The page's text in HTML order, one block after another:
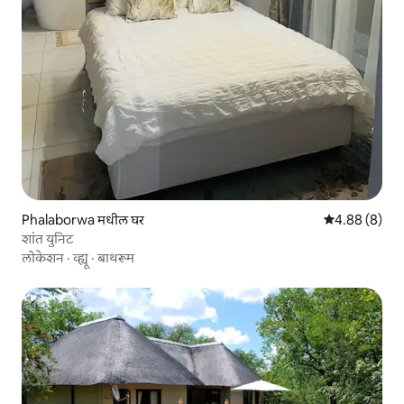
Phalaborwa मधील घर 5 पैकी 4.88
4.88 (8)
शांत युनिट
लोकेशन ·व्ह्यू ·बाथरूम